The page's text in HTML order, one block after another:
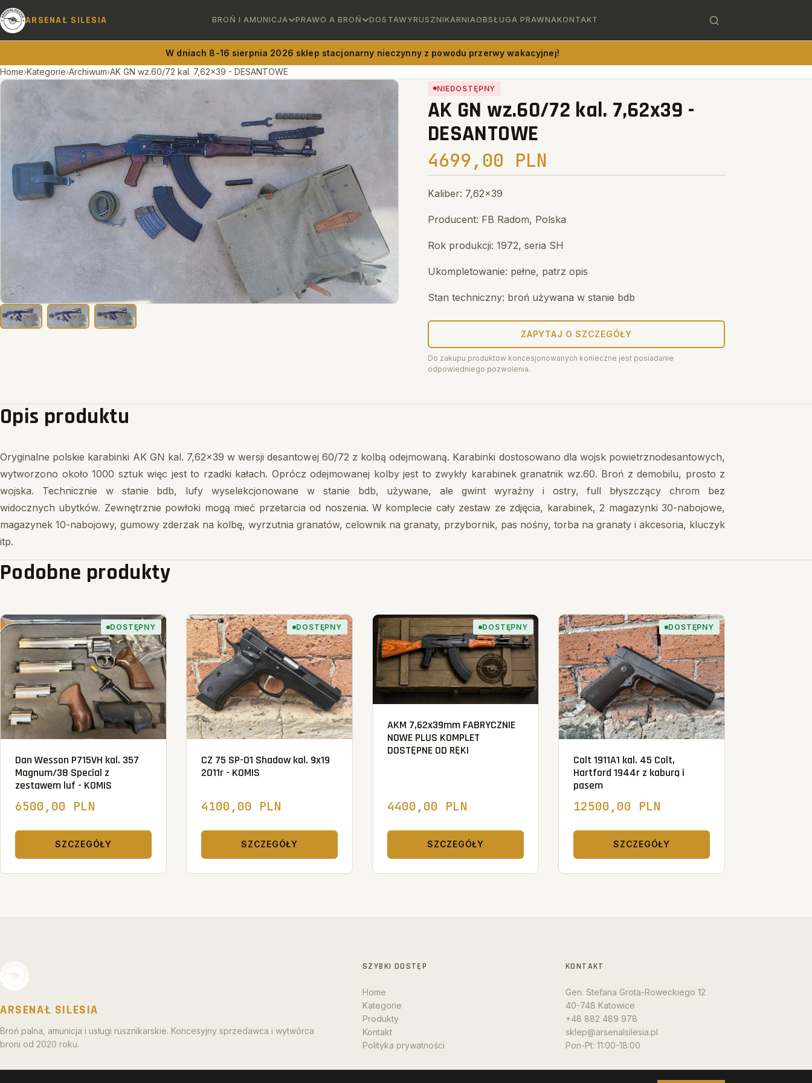
ARSENAŁ SILESIA BROŃ I AMUNICJA PRAWO A BROŃ DOSTAWYRUSZNIKARNIAOBSŁUGA PRAWNAKONTAKT
W dniach 8-16 sierpnia 2026 sklep stacjonarny nieczynny z powodu przerwy wakacyjnej!
Home›Kategorie›Archiwum›AK GN wz.60/72 kal. 7,62x39 - DESANTOWE
NIEDOSTĘPNY
AK GN wz.60/72 kal. 7,62x39 -
DESANTOWE
4699,00 PLN
Kaliber: 7,62x39
Producent: FB Radom, Polska
Rok produkcji: 1972, seria SH
Ukompletowanie: pełne, patrz opis
Stan techniczny: broń używana w stanie bdb
ZAPYTAJ O SZCZEGÓŁY
Do zakupu produktow koncesjonowanych konieczne jest posiadanie
odpowiedniego pozwolenia.
Opis produktu
Oryginalne polskie karabinki AK GN kal. 7,62x39 w wersji desantowej 60/72 z kolbą odejmowaną. Karabinki dostosowano dla wojsk powietrznodesantowych,
wytworzono około 1000 sztuk więc jest to rzadki kałach. Oprócz odejmowanej kolby jest to zwykły karabinek granatnik wz.60. Broń z demobilu, prosto z
wojska. Technicznie w stanie bdb, lufy wyselekcjonowane w stanie bdb, używane, ale gwint wyraźny i ostry, full błyszczący chrom bez
widocznych ubytków. Zewnętrznie powłoki mogą mieć przetarcia od noszenia. W komplecie cały zestaw ze zdjęcia, karabinek, 2 magazynki 30-nabojowe,
magazynek 10-nabojowy, gumowy zderzak na kolbę, wyrzutnia granatów, celownik na granaty, przybornik, pas nośny, torba na granaty i akcesoria, kluczyk
itp.
Podobne produkty
DOSTĘPNY
Dan Wesson P715VH kal. 357
Magnum/38 Special z
zestawem luf - KOMIS
6500,00 PLN
SZCZEGÓŁY
DOSTĘPNY
CZ 75 SP-01 Shadow kal. 9x19
2011r - KOMIS
4100,00 PLN
SZCZEGÓŁY
DOSTĘPNY
AKM 7,62x39mm FABRYCZNIE
NOWE PLUS KOMPLET
DOSTĘPNE OD RĘKI
4400,00 PLN
SZCZEGÓŁY
DOSTĘPNY
Colt 1911A1 kal. 45 Colt,
Hartford 1944r z kaburą i
pasem
12500,00 PLN
SZCZEGÓŁY
ARSENAŁ SILESIA
Broń palna, amunicja i usługi rusznikarskie. Koncesyjny sprzedawca i wytwórca
broni od 2020 roku.
SZYBKI DOSTĘP
Home
Kategorie
Produkty
Kontakt
Polityka prywatności
KONTAKT
Gen. Stefana Grota-Roweckiego 12
40-748 Katowice
+48 882 489 978
sklep@arsenalsilesia.pl
Pon-Pt: 11:00-18:00